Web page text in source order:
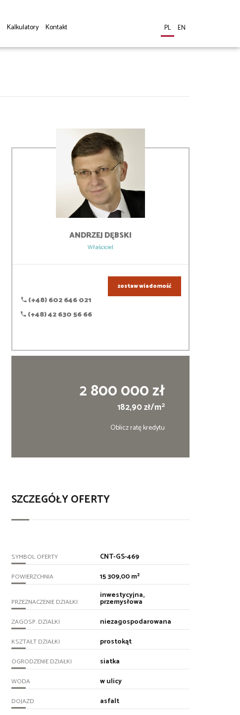
Kalkulatory Kontakt PL EN
ANDRZEJ DĘBSKI
Właściciel
(+48) 602 646 021
(+48) 42 630 56 66
zostaw wiadomość
2 800 000 zł
182,90 zł/m2
Oblicz ratę kredytu
SZCZEGÓŁY OFERTY
SYMBOL OFERTY CNT-GS-469
POWIERZCHNIA 15 309,00 m²
PRZEZNACZENIE DZIAŁKI
inwestycyjna,
przemysłowa
ZAGOSP. DZIAŁKI niezagospodarowana
KSZTAŁT DZIAŁKI prostokąt
OGRODZENIE DZIAŁKI siatka
WODA w ulicy
DOJAZD asfalt